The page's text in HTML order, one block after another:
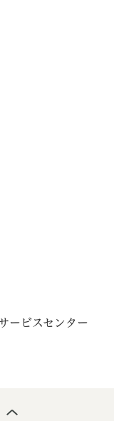
ービスセンター